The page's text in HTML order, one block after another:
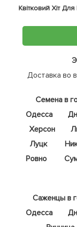
Квітковий Хіт
Доставка во
Семена в
Одесса
Херсон
Луцк
Ровно
Саженцы в
Одесса